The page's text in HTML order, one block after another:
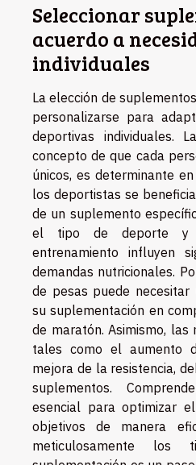
Seleccionar
acuerdo a
individuales
La elección de
personalizarse para
deportivas individuales.
concepto de que cada
únicos, es determinante
los deportistas se
de un suplemento
el tipo de deporte y
entrenamiento influyen
demandas nutricionales.
de pesas puede
su suplementación en
de maratón. Asimismo, las
tales como el aumento
mejora de la resistencia,
suplementos.
esencial para optimizar
objetivos de manera
meticulosamente